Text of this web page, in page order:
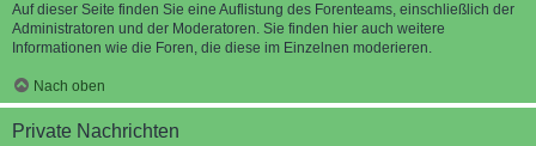
Auf dieser Seite finden Sie eine Auflistung des Forenteams, einschließlich der
Administratoren und der Moderatoren. Sie finden hier auch weitere
Informationen wie die Foren, die diese im Einzelnen moderieren.
Nach oben
Private Nachrichten